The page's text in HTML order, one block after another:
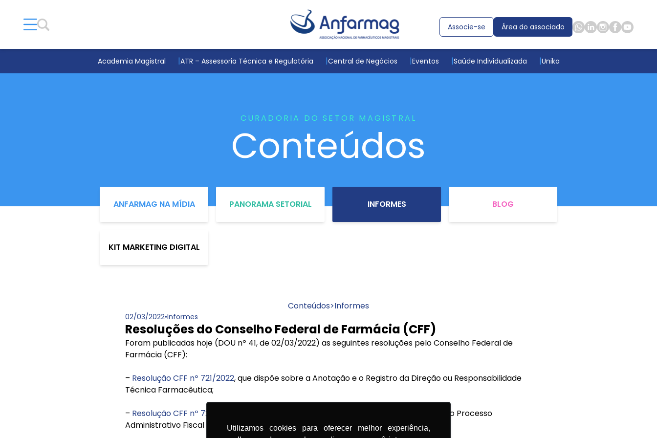
Utilizamos cookies para oferecer melhor experiência,
Associe-se Área do associado
Academia Magistral ATR – Assessoria Técnica e Regulatória Central de Negócios Eventos Saúde Individualizada Unika
CURADORIA DO SETOR MAGISTRAL
Conteúdos
ANFARMAG NA MÍDIA PANORAMA SETORIAL INFORMES BLOG
KIT MARKETING DIGITAL
Conteúdos>Informes
02/03/2022•Informes
Resoluções do Conselho Federal de Farmácia (CFF)
Foram publicadas hoje (DOU nº 41, de 02/03/2022) as seguintes resoluções pelo Conselho Federal de
Farmácia (CFF):
– Resolução CFF nº 721/2022, que dispõe sobre a Anotação e o Registro da Direção ou Responsabilidade
Técnica Farmacêutica;
– Resolução CFF nº 722/2022
, que revoga a Resolução CFF nº 719/2021 (regulamenta o Processo
Administrativo Fiscal dos Conselhos Federal e Regionais de Farmácia).